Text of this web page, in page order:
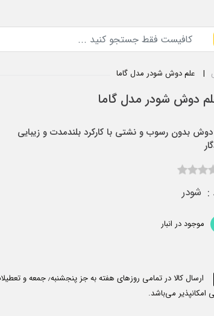
علم دوش شودر مدل گاما
دوش شودر مدل گاما
بدون رسوب و نشتی با کارکرد بلندمدت و زیبایی
: شودر
موجود در انبار
ارسال کالا در تمامی روزهای هفته به جز پنجشنبه٫ جمعه
امکانپذیر می‌باشد.